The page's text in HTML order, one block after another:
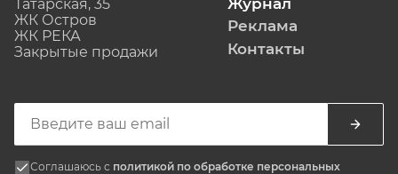
Татарская, 35
ЖК Остров
ЖК РЕКА
Закрытые продажи
Реклама
Контакты
Соглашаюсь с политикой по обработке персональных